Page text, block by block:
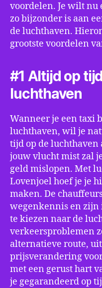
voordelen. Je wilt
zo bijzonder is aan
de luchthaven.
grootste voordelen
#1 Altijd op
luchthaven
Wanneer je een taxi
luchthaven, wil je
tijd op de luchthaven
jouw vlucht mist zal
geld mislopen. Met
Lovenjoel hoef je je
maken. De
wegenkennis en zijn
te kiezen naar de
verkeersproblemen
alternatieve route,
prijsverandering
met een gerust hart
je gegarandeerd op